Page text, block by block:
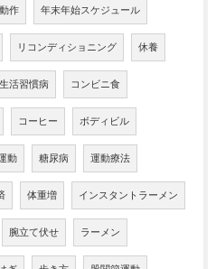
作 年末年始スケジュール
リコンディショニング 休養
生活習慣病 コンビニ食
コーヒー ボディビル
動 糖尿病 運動療法
体重増 インスタントラーメン
腕立て伏せ ラーメン